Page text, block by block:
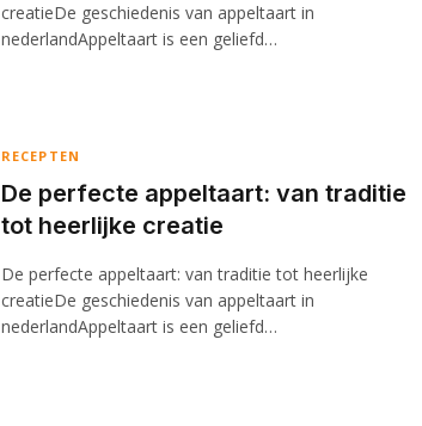
creatieDe geschiedenis van appeltaart in
nederlandAppeltaart is een geliefd…
RECEPTEN
De perfecte appeltaart: van traditie
tot heerlijke creatie
De perfecte appeltaart: van traditie tot heerlijke
creatieDe geschiedenis van appeltaart in
nederlandAppeltaart is een geliefd…